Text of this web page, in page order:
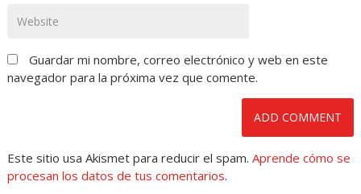
Guardar mi nombre, correo electrónico y web en este
navegador para la próxima vez que comente.
Este sitio usa Akismet para reducir el spam. Aprende cómo se
procesan los datos de tus comentarios.